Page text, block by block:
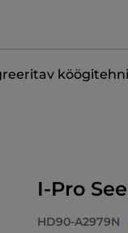
I-Pro
HD90-A2979N